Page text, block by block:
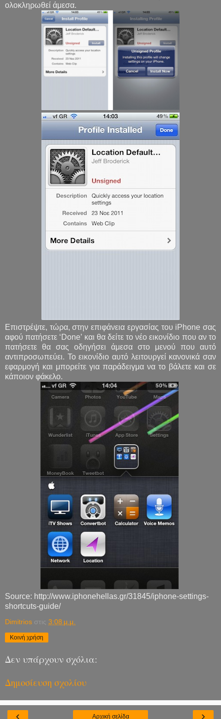
ολοκληρωθεί άμεσα.
Επιστρέψτε, τώρα, στην επιφάνεια εργασίας του iPhone σας
αφού πατήσετε ‘Done’ και θα δείτε το νέο εικονίδιο που αν το
πατήσετε θα σας οδηγήσει άμεσα στο μενού που αυτό
αντιπροσωπεύει. Το εικονίδιο αυτό λειτουργεί κανονικά σαν
εφαρμογή και μπορείτε για παράδειγμα να το βάλετε και σε
κάποιον φάκελο.
Source: http://www.iphonehellas.gr/31845/iphone-settings-
shortcuts-guide/
Dimitrios στις 3:08 μ.μ.
Κοινή χρήση
Δεν υπάρχουν σχόλια:
Δημοσίευση σχολίου
‹ ›
Αρχική σελίδα